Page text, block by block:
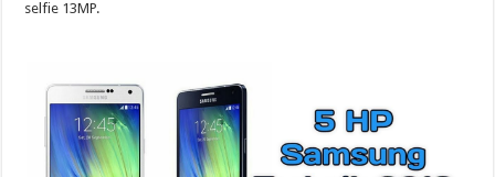
selfie 13MP.